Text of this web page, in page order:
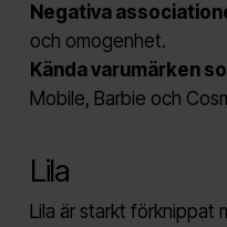
Negativa
och omogenhet.
Kända varumärken
Mobile, Barbie och
Lila
Lila är starkt förknippat